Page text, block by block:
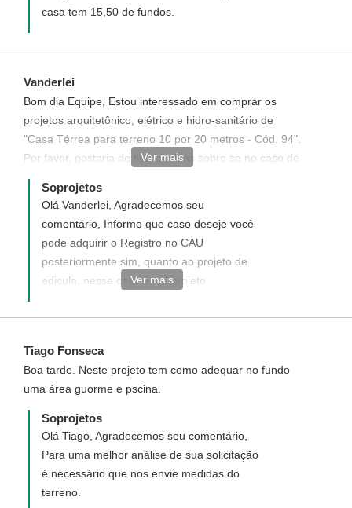
casa tem 15,50 de fundos.
Vanderlei
Bom dia Equipe, Estou interessado em comprar os
projetos arquitetônico, elétrico e hidro-sanitário de
"Casa Térrea para terreno 10 por 20 metros - Cód. 94".
Por favor, gostaria de tirar dúvidas sobre se no caso de
registro no CAU é necessário pagar junto o valor
correspondente ou pode ser registrado depois. Por
outro lado, pretendo construir a casa em um lote de
10x20, porém tenho outro lote com as mesma medidas
que está situado ao lado deste, penso em construir
uma edícula com churrasqueira e fogão a lenha no
terreno para complementar o ambiente, vocês têm
Vanderlei.
Ver mais
Soprojetos
Olá Vanderlei, Agradecemos seu
comentário, Informo que caso deseje você
pode adquirir o Registro no CAU
posteriormente sim, quanto ao projeto de
edicula, nesse caso é um projeto
elaborado de acordo com desejado, acesse
adquirir.
http://www.soprojetos.com.br/personalizado
Ver mais
Tiago Fonseca
Boa tarde. Neste projeto tem como adequar no fundo
uma área guorme e pscina.
Soprojetos
Olá Tiago, Agradecemos seu comentário,
Para uma melhor análise de sua solicitação
é necessário que nos envie medidas do
terreno.